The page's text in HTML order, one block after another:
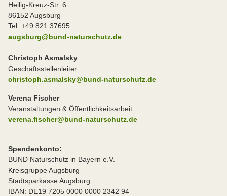
Heilig-Kreuz-Str. 6
86152 Augsburg
Tel: +49 821 37695
augsburg@bund-naturschutz.de
Christoph Asmalsky
Geschäftsstellenleiter
christoph.asmalsky@bund-naturschutz.de
Verena Fischer
Veranstaltungen & Öffentlichkeitsarbeit
verena.fischer@bund-naturschutz.de
Spendenkonto:
BUND Naturschutz in Bayern e.V.
Kreisgruppe Augsburg
Stadtsparkasse Augsburg
IBAN: DE19 7205 0000 0000 2342 94